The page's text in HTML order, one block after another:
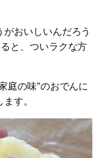
おいしいんだろう
と、ついラクな方
庭の味”のおでんに
す。